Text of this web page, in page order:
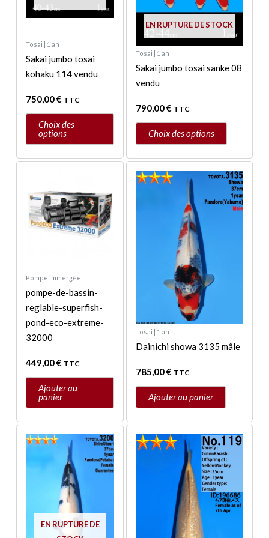
Tosai | 1 an
Sakai jumbo tosai
kohaku 114 vendu
750,00€ TTC
Choix des
options
être
sur
la
page
produit
EN RUPTURE DE STOCK
Tosai | 1 an
Sakai jumbo tosai sanke 08
vendu
790,00€ TTC
Choix des options
être
choisies
sur
la
page
du
Pompe immergée
pompe-de-bassin-
reglable-superfish-
pond-eco-extreme-
32000
449,00€ TTC
Ajouter au
panier
Tosai | 1 an
Dainichi showa 3135 mâle
785,00€ TTC
Ajouter au panier
EN RUPTURE DE